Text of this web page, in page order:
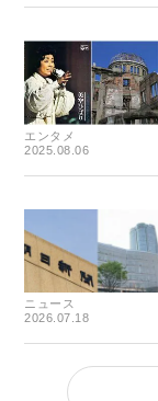
エンタメ
2025.08.06
ニュース
2026.07.18